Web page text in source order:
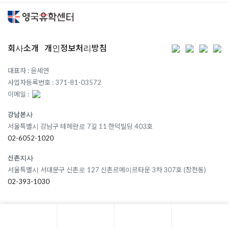
회사소개 개인정보처리방침
대표자 : 윤세연
사업자등록번호 : 371-81-03572
이메일 :
강남본사
서울특별시 강남구 테헤란로 7길 11 한덕빌딩 403호
02-6052-1020
신촌지사
서울특별시 서대문구 신촌로 127 신촌르메이르타운 3차 307호 (창천동)
02-393-1030